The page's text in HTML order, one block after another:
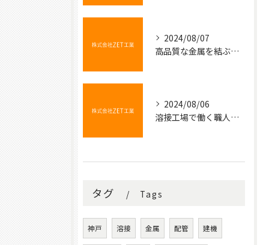
2024/08/07
高品質な金属を結ぶ魔法の技術
2024/08/06
溶接工場で働く職人たちの技術と情熱
タグ Tags
神戸 溶接 金属 配管 建機